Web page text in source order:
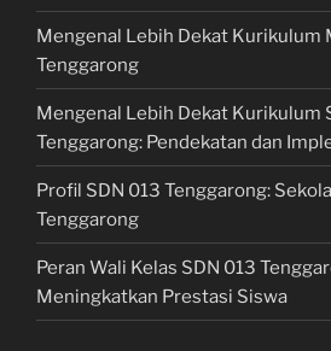
Mengenal Lebih Dekat Kurikulum
Tenggarong
Mengenal Lebih Dekat Kurikulum
Tenggarong: Pendekatan dan
Profil SDN 013 Tenggarong:
Tenggarong
Peran Wali Kelas SDN 013
Meningkatkan Prestasi Siswa